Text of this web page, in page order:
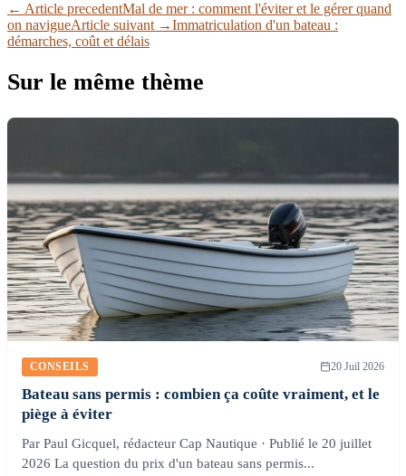
← Article precedentMal de mer : comment l'éviter et le gérer quand
on navigueArticle suivant →Immatriculation d'un bateau :
démarches, coût et délais
Sur le même thème
CONSEILS 20 Juil 2026
Bateau sans permis : combien ça coûte vraiment, et le
piège à éviter
Par Paul Gicquel, rédacteur Cap Nautique · Publié le 20 juillet
2026 La question du prix d'un bateau sans permis...